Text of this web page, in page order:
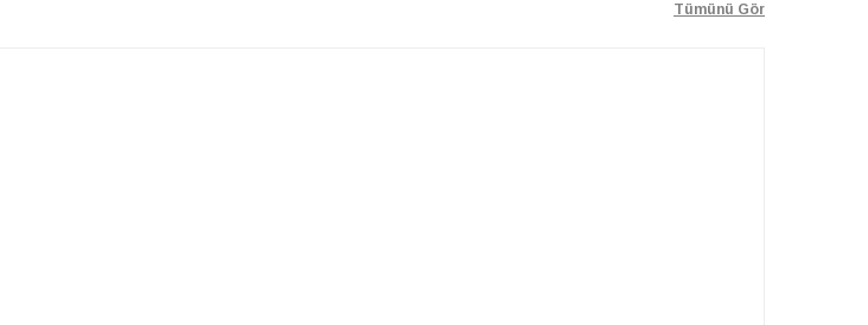
Tümünü Gör